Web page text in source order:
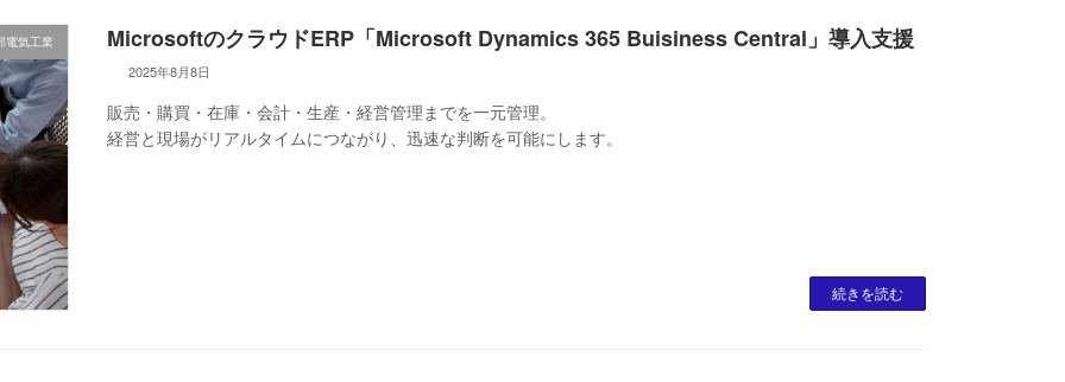
電気工業 MicrosoftのクラウドERP「Microsoft Dynamics 365 Buisiness Central」導入支援
2025年8月8日
販売・購買・在庫・会計・生産・経営管理までを一元管理。
経営と現場がリアルタイムにつながり、迅速な判断を可能にします。
続きを読む